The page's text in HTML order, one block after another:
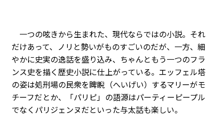
一つの呟きから生まれた、現代ならではの小説。それ
だけあって、ノリと勢いがものすごいのだが、一方、細
やかに史実の逸話を盛り込み、ちゃんともう一つのフラ
ンス史を描く歴史小説に仕上がっている。エッフェル塔
の姿は処刑場の民衆を睥睨（へいげい）するマリーがモ
チーフだとか、「パリピ」の語源はパーティーピープル
でなくパリジェンヌだといった与太話も楽しい。